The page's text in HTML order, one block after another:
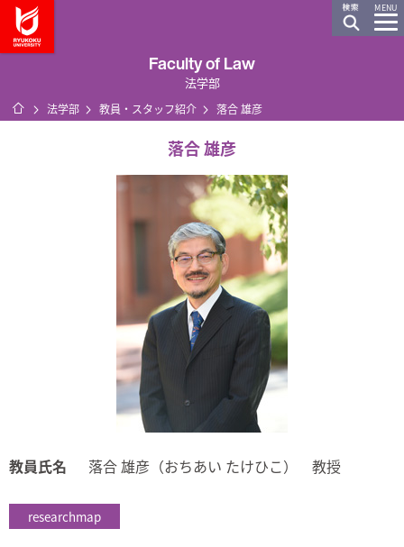
MENU
Faculty of Law
法学部
ホーム
法学部 教員・スタッフ紹介 落合 雄彦
落合 雄彦
教員氏名 落合 雄彦（おちあい たけひこ） 教授
researchmap